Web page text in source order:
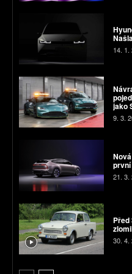
14. 1.
jako
9. 3.
21. 3.
30. 4.